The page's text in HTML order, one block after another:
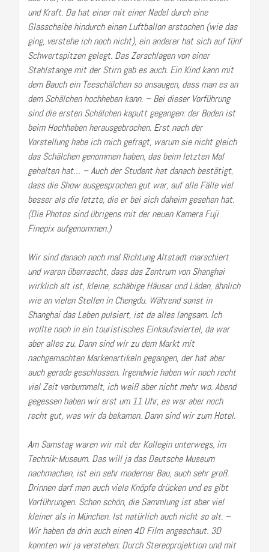
und Kraft. Da hat einer mit einer Nadel durch eine
Glasscheibe hindurch einen Luftballon erstochen (wie das
ging, verstehe ich noch nicht), ein anderer hat sich auf fünf
Schwertspitzen gelegt. Das Zerschlagen von einer
Stahlstange mit der Stirn gab es auch. Ein Kind kann mit
dem Bauch ein Teeschälchen so ansaugen, dass man es an
dem Schälchen hochheben kann. – Bei dieser Vorführung
sind die ersten Schälchen kaputt gegangen: der Boden ist
beim Hochheben herausgebrochen. Erst nach der
Vorstellung habe ich mich gefragt, warum sie nicht gleich
das Schälchen genommen haben, das beim letzten Mal
gehalten hat… – Auch der Student hat danach bestätigt,
dass die Show ausgesprochen gut war, auf alle Fälle viel
besser als die letzte, die er bei sich daheim gesehen hat.
(Die Photos sind übrigens mit der neuen Kamera Fuji
Finepix aufgenommen.)
Wir sind danach noch mal Richtung Altstadt marschiert
und waren überrascht, dass das Zentrum von Shanghai
wirklich alt ist, kleine, schäbige Häuser und Läden, ähnlich
wie an vielen Stellen in Chengdu. Während sonst in
Shanghai das Leben pulsiert, ist da alles langsam. Ich
wollte noch in ein touristisches Einkaufsviertel, da war
aber alles zu. Dann sind wir zu dem Markt mit
nachgemachten Markenartikeln gegangen, der hat aber
auch gerade geschlossen. Irgendwie haben wir noch recht
viel Zeit verbummelt, ich weiß aber nicht mehr wo. Abend
gegessen haben wir erst um 11 Uhr, es war aber noch
recht gut, was wir da bekamen. Dann sind wir zum Hotel.
Am Samstag waren wir mit der Kollegin unterwegs, im
Technik-Museum. Das will ja das Deutsche Museum
nachmachen, ist ein sehr moderner Bau, auch sehr groß.
Drinnen darf man auch viele Knöpfe drücken und es gibt
Vorführungen. Schon schön, die Sammlung ist aber viel
kleiner als in München. Ist natürlich auch nicht so alt. –
Wir haben da drin auch einen 4D Film angeschaut. 3D
konnten wir ja verstehen: Durch Stereoprojektion und mit